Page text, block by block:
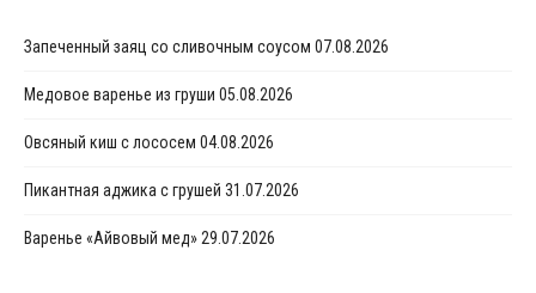
Запеченный заяц со сливочным соусом 07.08.2026
Медовое варенье из груши 05.08.2026
Овсяный киш с лососем 04.08.2026
Пикантная аджика с грушей 31.07.2026
Варенье «Айвовый мед» 29.07.2026